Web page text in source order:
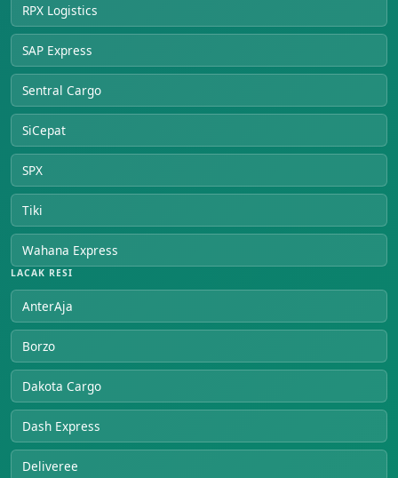
RPX Logistics
SAP Express
Sentral Cargo
SiCepat
SPX
Tiki
Wahana Express
LACAK RESI
AnterAja
Borzo
Dakota Cargo
Dash Express
Deliveree